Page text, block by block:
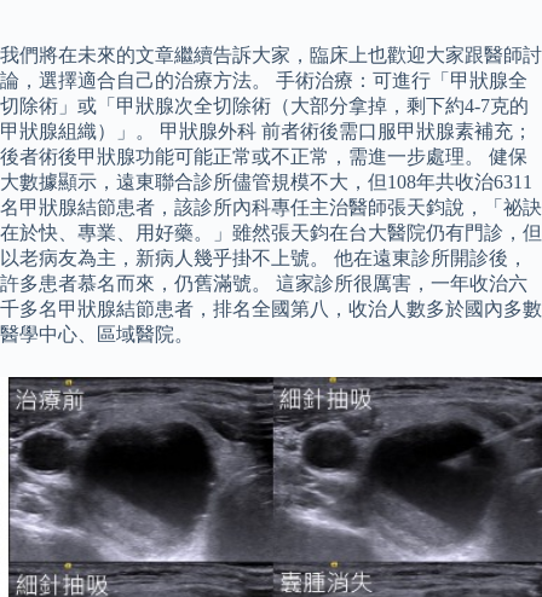
我們將在未來的文章繼續告訴大家，臨床上也歡迎大家跟醫師討
論，選擇適合自己的治療方法。 手術治療：可進行「甲狀腺全
切除術」或「甲狀腺次全切除術（大部分拿掉，剩下約4-7克的
甲狀腺組織）」。 甲狀腺外科 前者術後需口服甲狀腺素補充；
後者術後甲狀腺功能可能正常或不正常，需進一步處理。 健保
大數據顯示，遠東聯合診所儘管規模不大，但108年共收治6311
名甲狀腺結節患者，該診所內科專任主治醫師張天鈞說，「祕訣
在於快、專業、用好藥。」雖然張天鈞在台大醫院仍有門診，但
以老病友為主，新病人幾乎掛不上號。 他在遠東診所開診後，
許多患者慕名而來，仍舊滿號。 這家診所很厲害，一年收治六
千多名甲狀腺結節患者，排名全國第八，收治人數多於國內多數
醫學中心、區域醫院。